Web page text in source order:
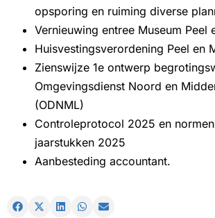
opsporing en ruiming diverse
Vernieuwing entree Museum Peel
Huisvestingsverordening Peel en
Zienswijze 1e ontwerp
Omgevingsdienst Noord en
(ODNML)
Controleprotocol 2025 en
jaarstukken 2025
Aanbesteding accountant.